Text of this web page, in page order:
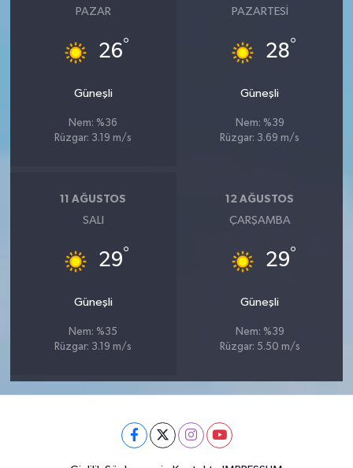
PAZAR
26°
Güneşli
Nem: %36
Rüzgar: 3.19 m/s
PAZARTESI
28°
Güneşli
Nem: %39
Rüzgar: 3.69 m/s
11 AĞUSTOS
SALI
29°
Güneşli
Nem: %35
Rüzgar: 3.19 m/s
12 AĞUSTOS
ÇARŞAMBA
29°
Güneşli
Nem: %39
Rüzgar: 5.50 m/s